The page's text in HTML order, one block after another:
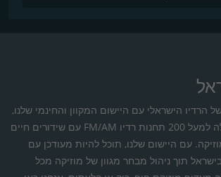
הרדיו הישראלי עם היישום המקוון והחינמי שלנו,
המאפשר לך גישה קלה למעל 200 תחנות רדיו FM/AM עם שידורים חיים
עם היישום שלנו, תוכל להיות מעודכן עם
תוך ניהול מבחר מגוון של מוזיקה מכל